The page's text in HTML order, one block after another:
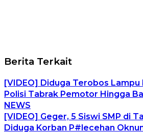
Berita Terkait
[VIDEO] Diduga Terobos Lampu
Polisi Tabrak Pemotor Hingga
NEWS
[VIDEO] Geger, 5 Siswi SMP di
Diduga Korban P#lecehan